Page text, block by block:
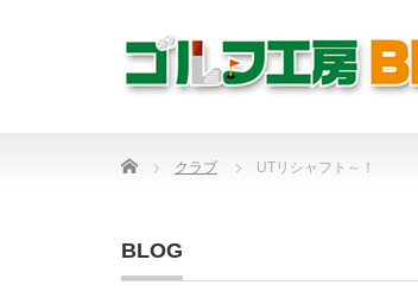
Home クラブ UTリシャフト～！
BLOG